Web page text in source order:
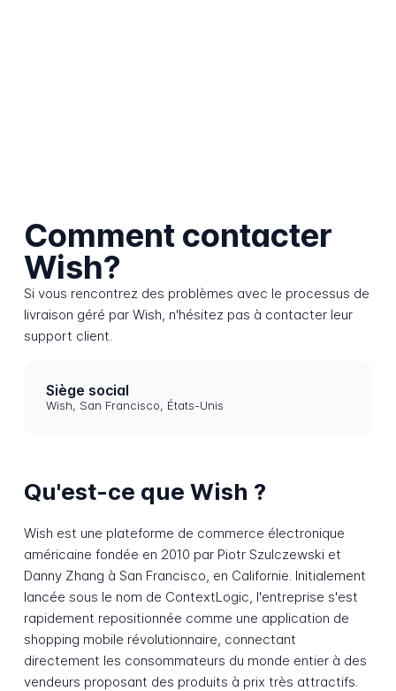
Comment contacter
Wish?
Si vous rencontrez des problèmes avec le processus de
livraison géré par Wish, n'hésitez pas à contacter leur
support client.
Siège social
Wish, San Francisco, États-Unis
Qu'est-ce que Wish ?
Wish est une plateforme de commerce électronique
américaine fondée en 2010 par Piotr Szulczewski et
Danny Zhang à San Francisco, en Californie. Initialement
lancée sous le nom de ContextLogic, l'entreprise s'est
rapidement repositionnée comme une application de
shopping mobile révolutionnaire, connectant
directement les consommateurs du monde entier à des
vendeurs proposant des produits à prix très attractifs.